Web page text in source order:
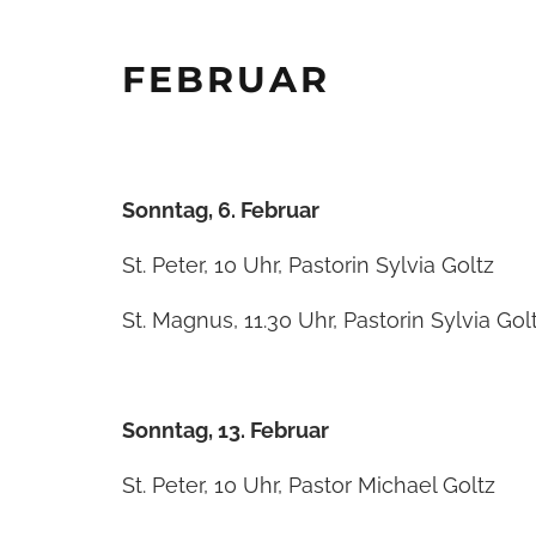
FEBRUAR
Sonntag, 6. Februar
St. Peter, 10 Uhr, Pastorin Sylvia Goltz
St. Magnus, 11.30 Uhr, Pastorin Sylvia
Sonntag, 13. Februar
St. Peter, 10 Uhr, Pastor Michael Goltz